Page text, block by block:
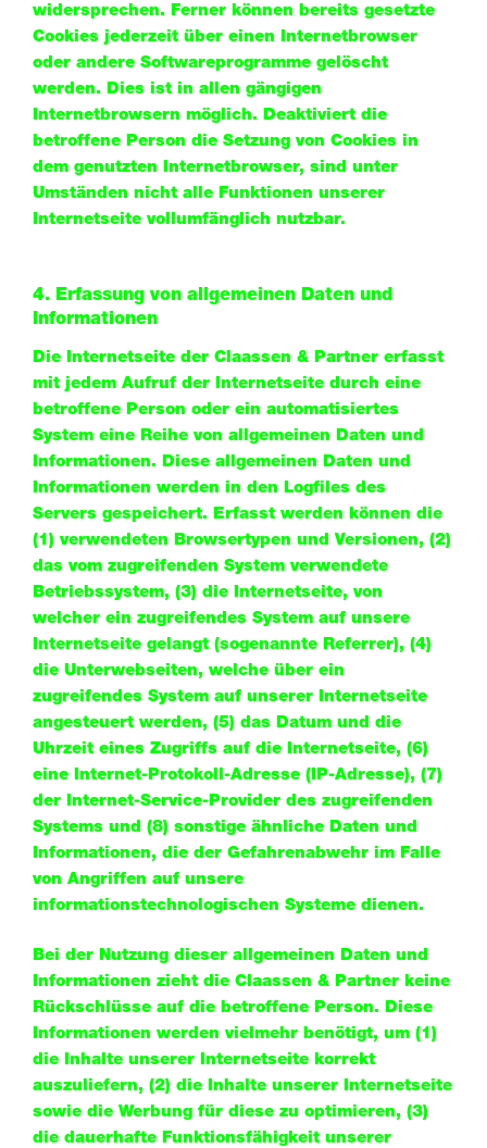
widersprechen. Ferner können bereits gesetzte
Cookies jederzeit über einen Internetbrowser
oder andere Softwareprogramme gelöscht
werden. Dies ist in allen gängigen
Internetbrowsern möglich. Deaktiviert die
betroffene Person die Setzung von Cookies in
dem genutzten Internetbrowser, sind unter
Umständen nicht alle Funktionen unserer
Internetseite vollumfänglich nutzbar.
4. Erfassung von allgemeinen Daten und
Informationen
Die Internetseite der Claassen & Partner erfasst
mit jedem Aufruf der Internetseite durch eine
betroffene Person oder ein automatisiertes
System eine Reihe von allgemeinen Daten und
Informationen. Diese allgemeinen Daten und
Informationen werden in den Logfiles des
Servers gespeichert. Erfasst werden können die
(1) verwendeten Browsertypen und Versionen, (2)
das vom zugreifenden System verwendete
Betriebssystem, (3) die Internetseite, von
welcher ein zugreifendes System auf unsere
Internetseite gelangt (sogenannte Referrer), (4)
die Unterwebseiten, welche über ein
zugreifendes System auf unserer Internetseite
angesteuert werden, (5) das Datum und die
Uhrzeit eines Zugriffs auf die Internetseite, (6)
eine Internet-Protokoll-Adresse (IP-Adresse), (7)
der Internet-Service-Provider des zugreifenden
Systems und (8) sonstige ähnliche Daten und
Informationen, die der Gefahrenabwehr im Falle
von Angriffen auf unsere
informationstechnologischen Systeme dienen.
Bei der Nutzung dieser allgemeinen Daten und
Informationen zieht die Claassen & Partner keine
Rückschlüsse auf die betroffene Person. Diese
Informationen werden vielmehr benötigt, um (1)
die Inhalte unserer Internetseite korrekt
auszuliefern, (2) die Inhalte unserer Internetseite
sowie die Werbung für diese zu optimieren, (3)
die dauerhafte Funktionsfähigkeit unserer